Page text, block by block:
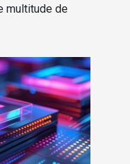
multitude de